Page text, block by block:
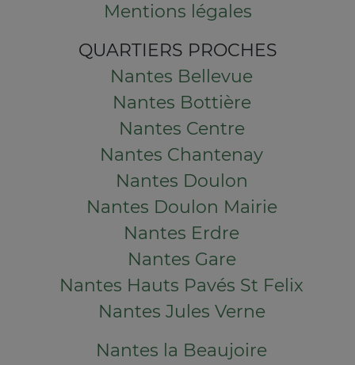
Mentions légales
QUARTIERS PROCHES
Nantes Bellevue
Nantes Bottière
Nantes Centre
Nantes Chantenay
Nantes Doulon
Nantes Doulon Mairie
Nantes Erdre
Nantes Gare
Nantes Hauts Pavés St Felix
Nantes Jules Verne
Nantes la Beaujoire